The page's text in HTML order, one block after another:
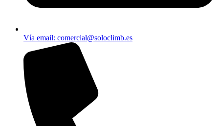
Vía email​: comercial@soloclimb.es